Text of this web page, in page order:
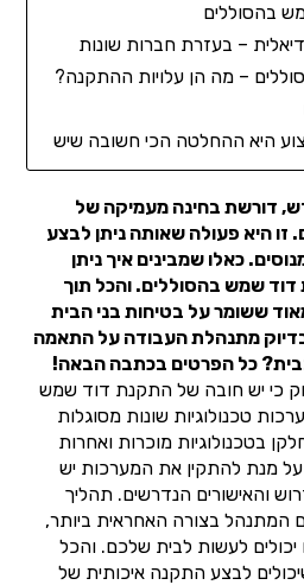
בהסוללים
– בעזרת חברות שונות
– מה הן עלויות ההתקנה?
היא ההחלטה הכי חשובה שיש
דורשת בחינה מעמיקה של
זו היא פעולה שאותה ניתן לבצע
כאלו שמבינים איך ניתן
שמש בהסוללים. והכל תוך
ששומר על בטיחות בני הבית
בדיוק מתנהלת העבודה על התאמה
כל הפרטים בכתבה הבאה!
כי יש חובה של התקנת דוד שמש
טכנולוגיות שונות מסוגלות
בטכנולוגיות מוכרות ואחרות
מנת להתקין את המערכות יש
והאישורים הנדרשים. תהליך
בצורה האחראית ביותר,
לעשות לבית שלכם. והכל
לבצע התקנה איכותית של